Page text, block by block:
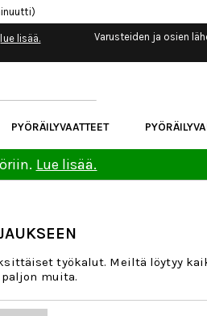
lue lisää.
Varusteiden ja osien
PYÖRÄILYVAATTEET
Lue lisää.
työkalut. Meiltä löytyy
paljon muita.